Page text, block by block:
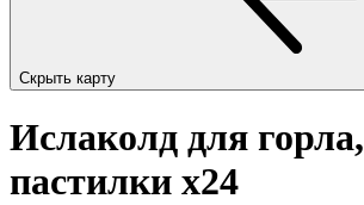
Скрыть карту
Ислаколд для горла,
пастилки x24